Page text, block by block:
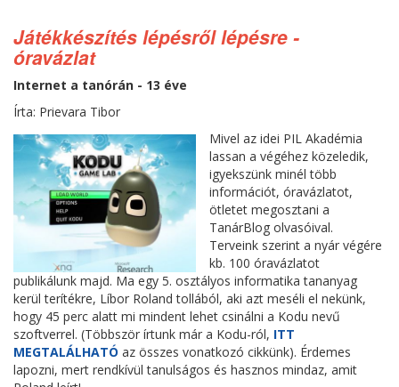
Játékkészítés lépésről lépésre -
óravázlat
Internet a tanórán - 13 éve
Írta: Prievara Tibor
Mivel az idei PIL Akadémia
lassan a végéhez közeledik,
igyekszünk minél több
információt, óravázlatot,
ötletet megosztani a
TanárBlog olvasóival.
Terveink szerint a nyár végére
kb. 100 óravázlatot
publikálunk majd. Ma egy 5. osztályos informatika tananyag
kerül terítékre, Líbor Roland tollából, aki azt meséli el nekünk,
hogy 45 perc alatt mi mindent lehet csinálni a Kodu nevű
szoftverrel. (Többször írtunk már a Kodu-ról, ITT
MEGTALÁLHATÓ az összes vonatkozó cikkünk). Érdemes
lapozni, mert rendkívül tanulságos és hasznos mindaz, amit